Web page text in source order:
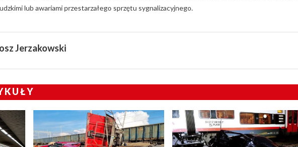
lub awariami przestarzałego sprzętu sygnalizacyjnego.
Jerzakowski